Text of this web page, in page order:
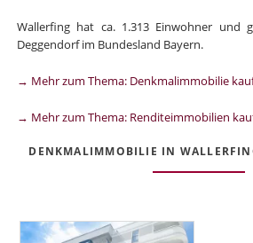
Wallerfing hat ca. 1.313 Einwohner und
Deggendorf im Bundesland Bayern.
→ Mehr zum Thema: Denkmalimmobilie
→ Mehr zum Thema: Renditeimmobilien
DENKMALIMMOBILIE IN